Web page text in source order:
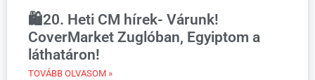
🛍️20. Heti CM hírek- Várunk!
CoverMarket Zuglóban, Egyiptom a
láthatáron!
TOVÁBB OLVASOM »